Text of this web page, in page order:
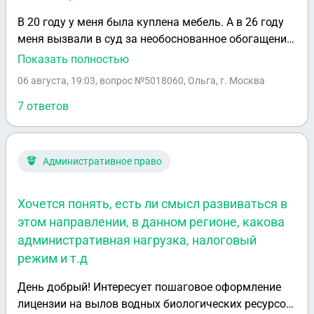
поставил "Б" из-за жевательной эффективности
более 60% не учитывая параметры разобщение
прикуса. Обосновано военкомат присвоил
категорию Б? Что делать если необоснованно?
комиссии.
В 20 году у меня была куплена мебель. А в 26 году
меня вызвали в суд за необоснованное обогащение.
оказалось, что деньги на карту пришли от
отображается, а просто приход на карту) как
возвратный займ. Они в суд дали платежку, где
указано, что это займ, который нужно было в 21
счета и типа они не могли меня найти с 2021 года. А
не помню, за что именно пришли деньги. Прошло 6
лет.
Показать полностью
06 августа, 19:03, вопрос №5018060, Ольга, г. Москва
7 ответов
Административное право
Хочется понять, есть ли смысл развиваться в
этом направлении, в данном регионе, какова
административная нагрузка, налоговый
режим и т.д
День добрый! Интересует пошаговое оформление
лицензии на вылов водных биологических ресурсов